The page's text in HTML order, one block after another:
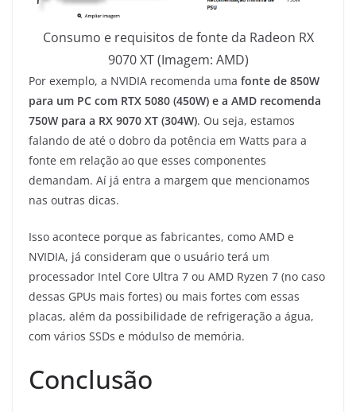
Consumo e requisitos de fonte da Radeon RX
9070 XT (Imagem: AMD)
Por exemplo, a NVIDIA recomenda uma fonte de 850W
para um PC com RTX 5080 (450W) e a AMD recomenda
750W para a RX 9070 XT (304W). Ou seja, estamos
falando de até o dobro da potência em Watts para a
fonte em relação ao que esses componentes
demandam. Aí já entra a margem que mencionamos
nas outras dicas.
Isso acontece porque as fabricantes, como AMD e
NVIDIA, já consideram que o usuário terá um
processador Intel Core Ultra 7 ou AMD Ryzen 7 (no caso
dessas GPUs mais fortes) ou mais fortes com essas
placas, além da possibilidade de refrigeração a água,
com vários SSDs e módulso de memória.
Conclusão